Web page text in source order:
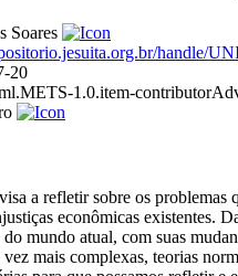
Soares
handle/
20
1.0.item-
a refletir sobre os problemas
econômicas existentes.
do mundo atual, com suas
vez mais complexas, teorias